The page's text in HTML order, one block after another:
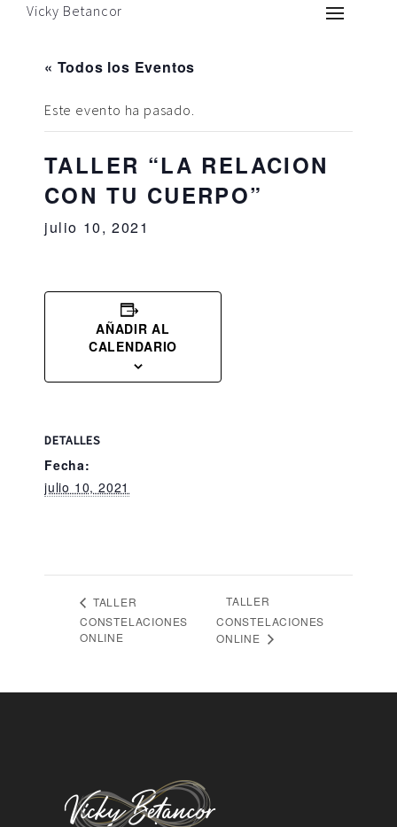
Vicky Betancor
« Todos los Eventos
Este evento ha pasado.
TALLER “LA RELACION
CON TU CUERPO”
julio 10, 2021
AÑADIR AL
CALENDARIO
DETALLES
Fecha:
julio 10, 2021
TALLER
CONSTELACIONES
ONLINE
TALLER
CONSTELACIONES
ONLINE